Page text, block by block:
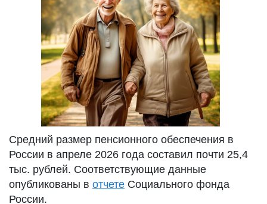
Средний размер пенсионного обеспечения в
России в апреле 2026 года составил почти 25,4
тыс. рублей. Соответствующие данные
опубликованы в отчете Социального фонда
России.